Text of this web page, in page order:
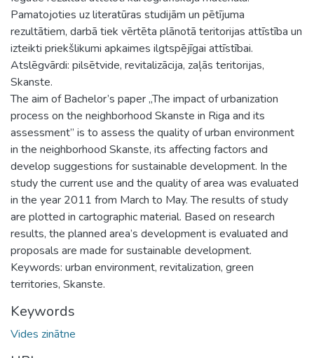
Pamatojoties uz literatūras studijām un pētījuma
rezultātiem, darbā tiek vērtēta plānotā teritorijas attīstība un
izteikti priekšlikumi apkaimes ilgtspējīgai attīstībai.
Atslēgvārdi: pilsētvide, revitalizācija, zaļās teritorijas,
Skanste.
The aim of Bachelor’s paper „The impact of urbanization
process on the neighborhood Skanste in Riga and its
assessment” is to assess the quality of urban environment
in the neighborhood Skanste, its affecting factors and
develop suggestions for sustainable development. In the
study the current use and the quality of area was evaluated
in the year 2011 from March to May. The results of study
are plotted in cartographic material. Based on research
results, the planned area’s development is evaluated and
proposals are made for sustainable development.
Keywords: urban environment, revitalization, green
territories, Skanste.
Keywords
Vides zinātne